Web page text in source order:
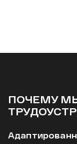
ПОЧЕМУ